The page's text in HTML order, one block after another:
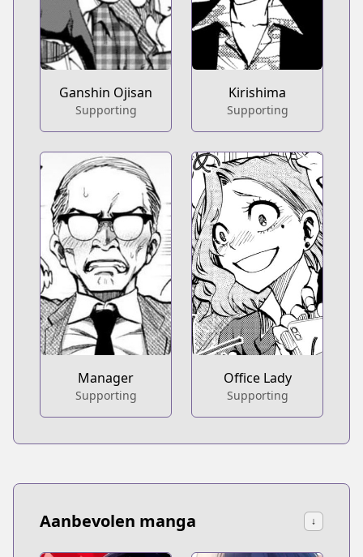
Ganshin Ojisan
Supporting
Kirishima
Supporting
Manager
Supporting
Office Lady
Supporting
Aanbevolen manga ↓